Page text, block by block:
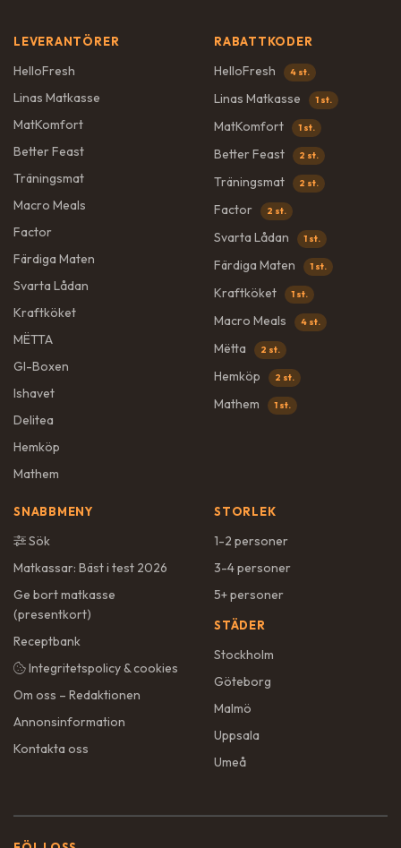
LEVERANTÖRER
HelloFresh
Linas Matkasse
MatKomfort
Better Feast
Träningsmat
Macro Meals
Factor
Färdiga Maten
Svarta Lådan
Kraftköket
MËTTA
GI-Boxen
Ishavet
Delitea
Hemköp
Mathem
RABATTKODER
HelloFresh 4 st.
Linas Matkasse 1 st.
MatKomfort 1 st.
Better Feast 2 st.
Träningsmat 2 st.
Factor 2 st.
Svarta Lådan 1 st.
Färdiga Maten 1 st.
Kraftköket 1 st.
Macro Meals 4 st.
Mëtta 2 st.
Hemköp 2 st.
Mathem 1 st.
SNABBMENY
Sök
Matkassar: Bäst i test 2026
Ge bort matkasse
(presentkort)
Receptbank
Integritetspolicy & cookies
Om oss – Redaktionen
Annonsinformation
Kontakta oss
STORLEK
1-2 personer
3-4 personer
5+ personer
STÄDER
Stockholm
Göteborg
Malmö
Uppsala
Umeå